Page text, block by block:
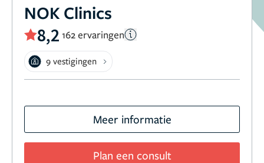
NOK Clinics
8,2 162 ervaringen
9 vestigingen
Meer informatie
Plan een consult